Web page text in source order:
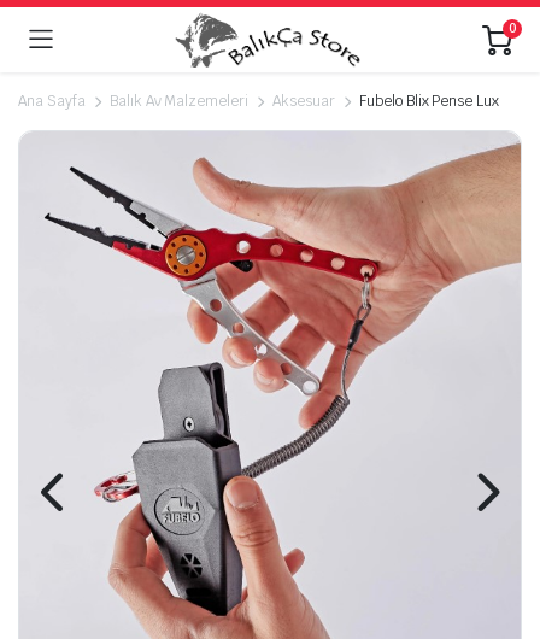
0
Ana Sayfa Balık Av Malzemeleri Aksesuar Fubelo Blix Pense Lux